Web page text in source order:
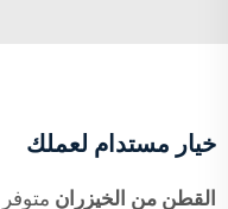
خيار مستدام لعملك
القطن من الخيزران